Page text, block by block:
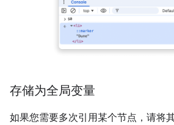
存储为全局变量
如果您需要多次引用某个节点，请将